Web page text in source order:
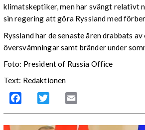
klimatskeptiker, men har svängt relativt
sin regering att göra Ryssland med
Ryssland har de senaste åren drabbats
översvämningar samt bränder under
Foto: President of Russia Office
Text: Redaktionen
Facebook Twitter